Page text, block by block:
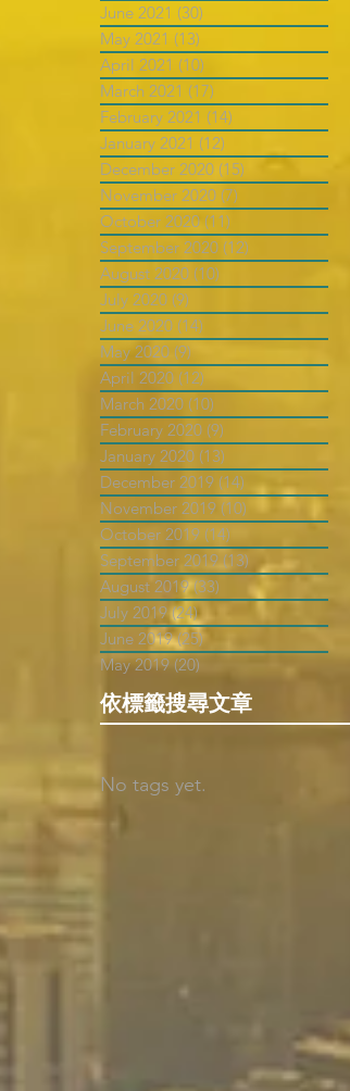
June 2021 (30)
May 2021 (13)
April 2021 (10)
March 2021 (17)
February 2021 (14)
January 2021 (12)
December 2020 (15)
November 2020 (7)
October 2020 (11)
September 2020 (12)
August 2020 (10)
July 2020 (9)
June 2020 (14)
May 2020 (9)
April 2020 (12)
March 2020 (10)
February 2020 (9)
January 2020 (13)
December 2019 (14)
November 2019 (10) 10 posts
October 2019 (14)
September 2019 (13)
August 2019 (33) 33 posts
July 2019 (24)24 posts
June 2019 (25)
May 2019 (20)
依標籤搜尋文章
No tags yet.